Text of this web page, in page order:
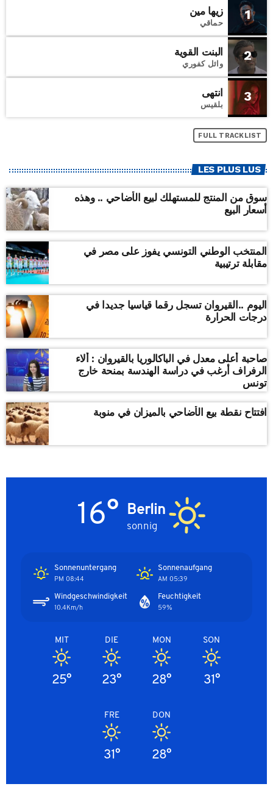
1 زيها مين
حماقي
2 البنت القوية
وائل كفوري
3 انتهى
بلقيس
FULL TRACKLIST
LES PLUS LUS
سوق من المنتج للمستهلك لبيع الأضاحي .. وهذه
أسعار البيع
المنتخب الوطني التونسي يفوز على مصر في
مقابلة ترتيبية
اليوم ..القيروان تسجل رقما قياسيا جديدا في
درجات الحرارة
صاحبة أعلى معدل في الباكالوريا بالقيروان : ألاء
الرفراف أرغب في دراسة الهندسة بمنحة خارج
تونس
افتتاح نقطة بيع الأضاحي بالميزان في منوبة
Berlin
sonnig
16°
Sonnenaufgang
05:39 AM
Sonnenuntergang
08:44 PM
Feuchtigkeit
59%
Windgeschwindigkeit
10.4Km/h
SON
31°
MON
28°
DIE
23°
MIT
25°
DON
28°
FRE
31°